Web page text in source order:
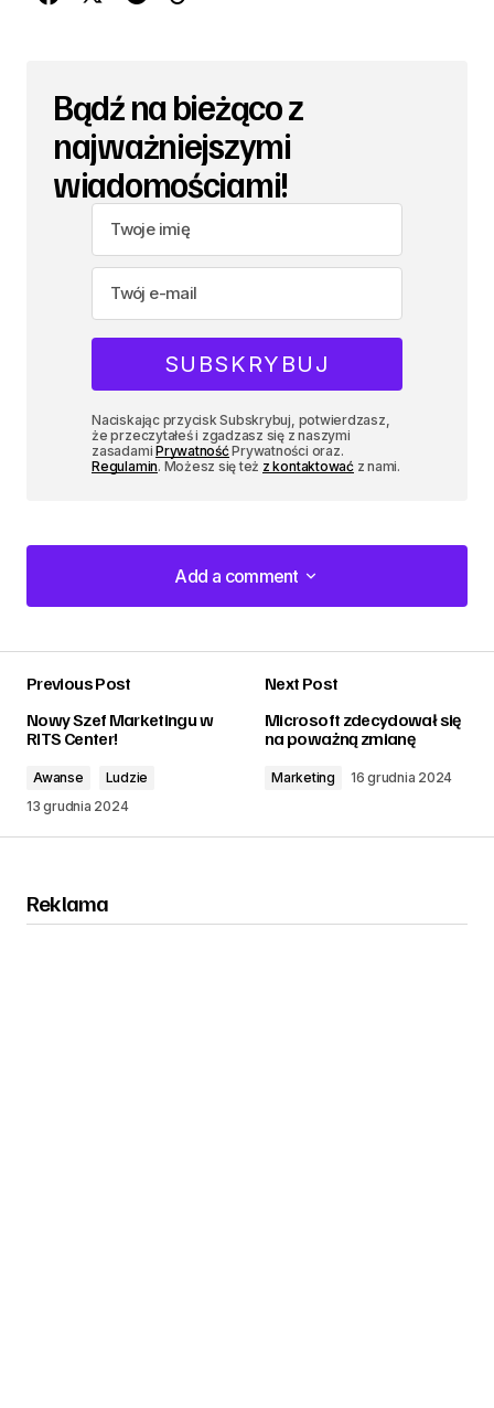
Bądź na bieżąco z
najważniejszymi
wiadomościami!
Naciskając przycisk Subskrybuj, potwierdzasz,
że przeczytałeś i zgadzasz się z naszymi
zasadamiPrywatnośćPrywatności oraz.
Regulamin. Możesz się też z kontaktowaćz nami.
Add a comment
Add a comment
Previous Post
Nowy Szef Marketingu w
RITS Center!
Awanse
Ludzie
13 grudnia 2024
Next Post
Microsoft zdecydował się
na poważną zmianę
Marketing 16 grudnia 2024
Reklama